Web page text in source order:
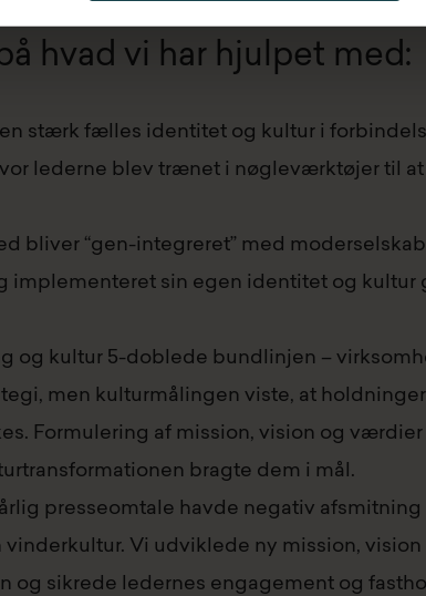
hvad vi har hjulpet med:
stærk fælles identitet og kultur i
lederne blev trænet i nøgleværktøjer til
bliver “gen-integreret” med
implementeret sin egen identitet og kultur
og kultur 5-doblede bundlinjen –
men kulturmålingen viste, at
Formulering af mission, vision og
bragte dem i mål.
presseomtale havde negativ
Vi udviklede ny mission,
og sikrede ledernes engagement og